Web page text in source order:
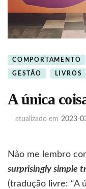
COMPORTAMENTO
GESTÃO LIVROS
A única
atualizado em 2023-
Não me lembro
surprisingly simple
(tradução livre: “A